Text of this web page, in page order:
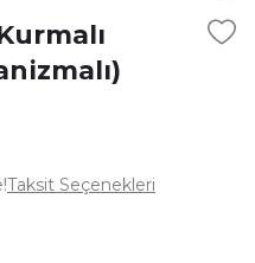
Taksit Seçenekleri